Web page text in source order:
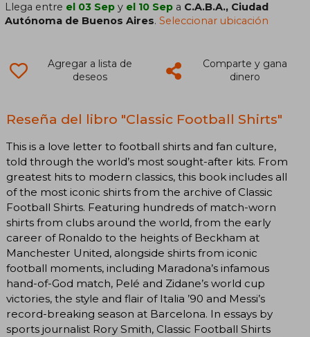
Llega entre el 03 Sep y el 10 Sep a C.A.B.A., Ciudad
Autónoma de Buenos Aires.Seleccionar ubicación
Agregar a lista de
deseos
Comparte y gana
dinero
Reseña del libro "Classic Football Shirts"
This is a love letter to football shirts and fan culture,
told through the world’s most sought-after kits. From
greatest hits to modern classics, this book includes all
of the most iconic shirts from the archive of Classic
Football Shirts. Featuring hundreds of match-worn
shirts from clubs around the world, from the early
career of Ronaldo to the heights of Beckham at
Manchester United, alongside shirts from iconic
football moments, including Maradona’s infamous
hand-of-God match, Pelé and Zidane’s world cup
victories, the style and flair of Italia ’90 and Messi’s
record-breaking season at Barcelona. In essays by
sports journalist Rory Smith, Classic Football Shirts